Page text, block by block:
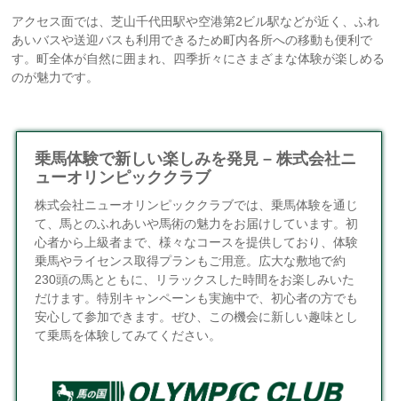
アクセス面では、芝山千代田駅や空港第2ビル駅などが近く、ふれ
あいバスや送迎バスも利用できるため町内各所への移動も便利で
す。町全体が自然に囲まれ、四季折々にさまざまな体験が楽しめる
のが魅力です。
乗馬体験で新しい楽しみを発見 – 株式会社ニ
ューオリンピッククラブ
株式会社ニューオリンピッククラブでは、乗馬体験を通じ
て、馬とのふれあいや馬術の魅力をお届けしています。初
心者から上級者まで、様々なコースを提供しており、体験
乗馬やライセンス取得プランもご用意。広大な敷地で約
230頭の馬とともに、リラックスした時間をお楽しみいた
だけます。特別キャンペーンも実施中で、初心者の方でも
安心して参加できます。ぜひ、この機会に新しい趣味とし
て乗馬を体験してみてください。